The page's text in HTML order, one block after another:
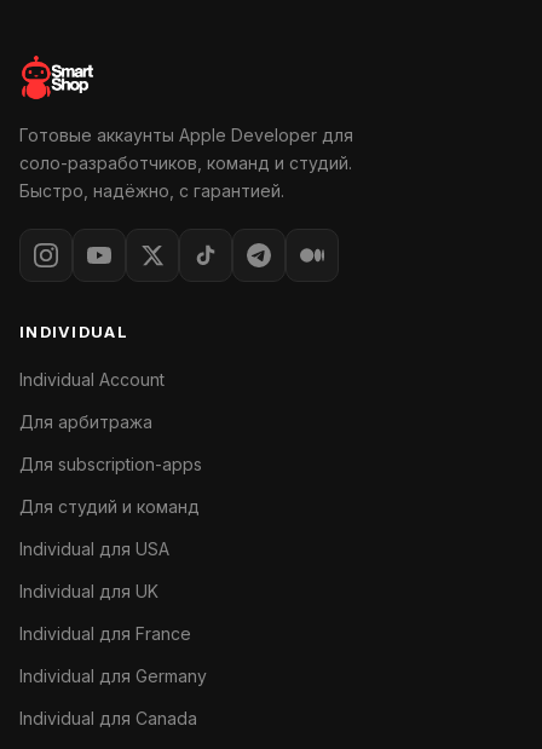
Готовые аккаунты Apple Developer для
соло-разработчиков, команд и студий.
Быстро, надёжно, с гарантией.
INDIVIDUAL
Individual Account
Для арбитража
Для subscription-apps
Для студий и команд
Individual для USA
Individual для UK
Individual для France
Individual для Germany
Individual для Canada